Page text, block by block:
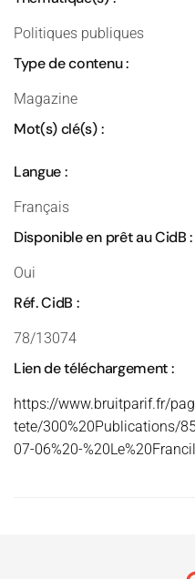
Politiques publiques
Type de contenu :
Magazine
Mot(s) clé(s) :
Langue :
Français
Disponible en prêt au CidB :
Oui
Réf. CidB :
78/13074
Lien de téléchargement :
https://www.bruitparif.fr/
tete/300%20Publications/
07-06%20-